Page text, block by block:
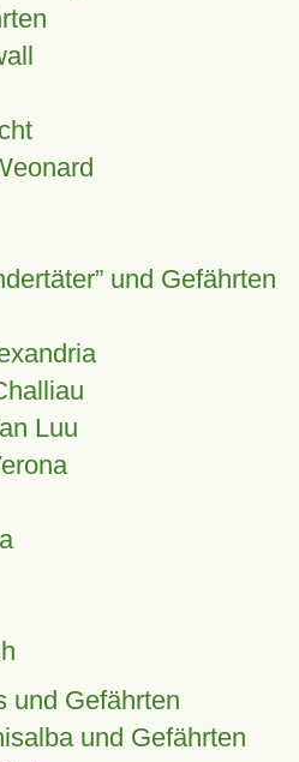
und Gefährten
Luu
und Gefährten
und Gefährten